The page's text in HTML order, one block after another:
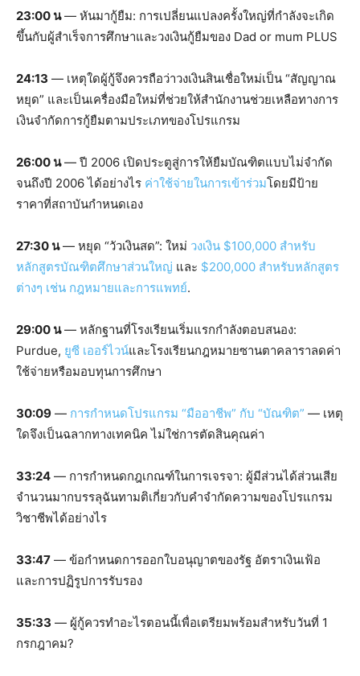
23:00 น— หันมากู้ยืม: การเปลี่ยนแปลงครั้งใหญ่ที่กำลังจะเกิด
ขึ้นกับผู้สำเร็จการศึกษาและวงเงินกู้ยืมของ Dad or mum PLUS
24:13 — เหตุใดผู้กู้จึงควรถือว่าวงเงินสินเชื่อใหม่เป็น “สัญญาณ
หยุด” และเป็นเครื่องมือใหม่ที่ช่วยให้สำนักงานช่วยเหลือทางการ
เงินจำกัดการกู้ยืมตามประเภทของโปรแกรม
26:00 น— ปี 2006 เปิดประตูสู่การให้ยืมบัณฑิตแบบไม่จำกัด
จนถึงปี 2006 ได้อย่างไร ค่าใช้จ่ายในการเข้าร่วมโดยมีป้าย
ราคาที่สถาบันกำหนดเอง
27:30 น— หยุด “วัวเงินสด”: ใหม่ วงเงิน $100,000 สำหรับ
หลักสูตรบัณฑิตศึกษาส่วนใหญ่ และ $200,000 สำหรับหลักสูตร
ต่างๆ เช่น กฎหมายและการแพทย์.
29:00 น— หลักฐานที่โรงเรียนเริ่มแรกกำลังตอบสนอง:
Purdue, ยูซี เออร์ไวน์และโรงเรียนกฎหมายซานตาคลาราลดค่า
ใช้จ่ายหรือมอบทุนการศึกษา
30:09 — การกำหนดโปรแกรม “มืออาชีพ” กับ “บัณฑิต” — เหตุ
ใดจึงเป็นฉลากทางเทคนิค ไม่ใช่การตัดสินคุณค่า
33:24 — การกำหนดกฎเกณฑ์ในการเจรจา: ผู้มีส่วนได้ส่วนเสีย
จำนวนมากบรรลุฉันทามติเกี่ยวกับคำจำกัดความของโปรแกรม
วิชาชีพได้อย่างไร
33:47 — ข้อกำหนดการออกใบอนุญาตของรัฐ อัตราเงินเฟ้อ
และการปฏิรูปการรับรอง
35:33 — ผู้กู้ควรทำอะไรตอนนี้เพื่อเตรียมพร้อมสำหรับวันที่ 1
กรกฎาคม?